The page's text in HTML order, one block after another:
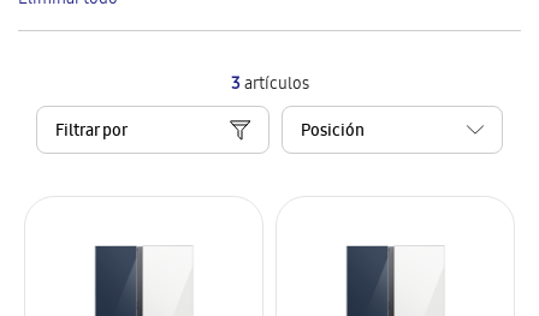
3artículos
Filtrar por
artículo